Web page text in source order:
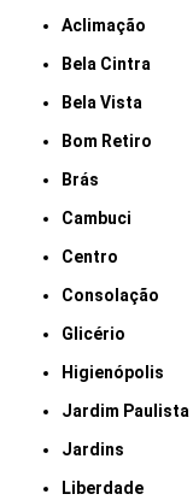
Aclimação
Bela Cintra
Bela Vista
Bom Retiro
Brás
Cambuci
Centro
Consolação
Glicério
Higienópolis
Jardim Paulista
Jardins
Liberdade